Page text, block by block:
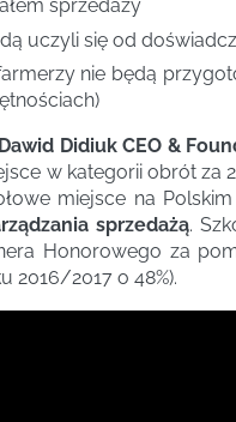
sprzedaży
uczyli się od
nie będą
Didiuk CEO &
w kategorii obrót
miejsce na
sprzedażą.
Honorowego za
2016/2017 o 48%).